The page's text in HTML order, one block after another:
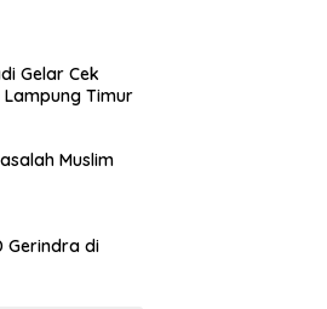
Gelar Cek
Lampung Timur
Muslim
Gerindra di